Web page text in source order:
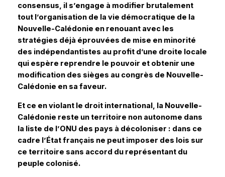
consensus, il s’engage à modifier brutalement
tout l’organisation de la vie démocratique de la
Nouvelle-Calédonie en renouant avec les
stratégies déjà éprouvées de mise en minorité
des indépendantistes au profit d’une droite locale
qui espère reprendre le pouvoir et obtenir une
modification des sièges au congrès de Nouvelle-
Calédonie en sa faveur.
Et ce en violant le droit international, la Nouvelle-
Calédonie reste un territoire non autonome dans
la liste de l’ONU des pays à décoloniser : dans ce
cadre l’État français ne peut imposer des lois sur
ce territoire sans accord du représentant du
peuple colonisé.